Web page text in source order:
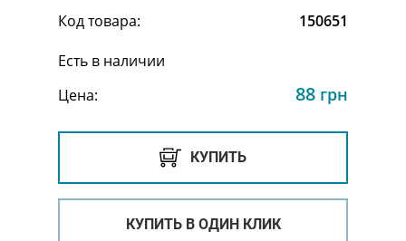
Код товара:
150651
Есть в наличии
Цена:
88 грн
КУПИТЬ
КУПИТЬ В ОДИН КЛИК